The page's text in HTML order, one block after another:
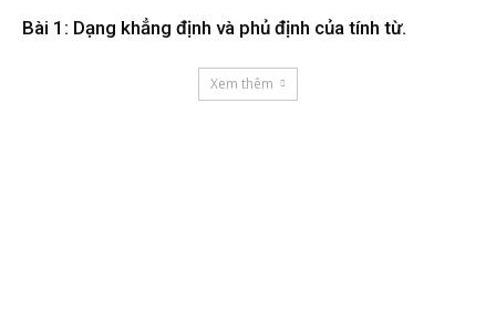
Bài 1: Dạng khẳng định và phủ định của tính từ.
Xem thêm